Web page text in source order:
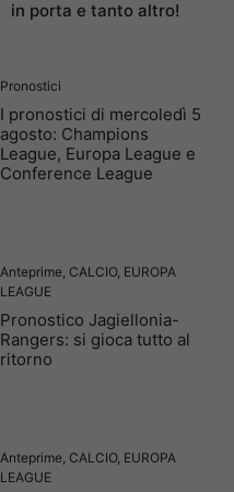
in porta e tanto altro!
Pronostici
I pronostici di mercoledì 5
agosto: Champions
League, Europa League e
Conference League
Anteprime CALCIO, EUROPA
LEAGUE
Pronostico Jagiellonia-
Rangers: si gioca tutto al
ritorno
Anteprime CALCIO, EUROPA
LEAGUE